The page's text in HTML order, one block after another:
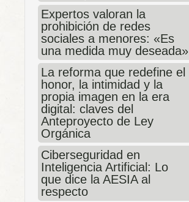
Expertos valoran la
prohibición de redes
sociales a menores: «Es
una medida muy deseada»
La reforma que redefine el
honor, la intimidad y la
propia imagen en la era
digital: claves del
Anteproyecto de Ley
Orgánica
Ciberseguridad en
Inteligencia Artificial: Lo
que dice la AESIA al
respecto